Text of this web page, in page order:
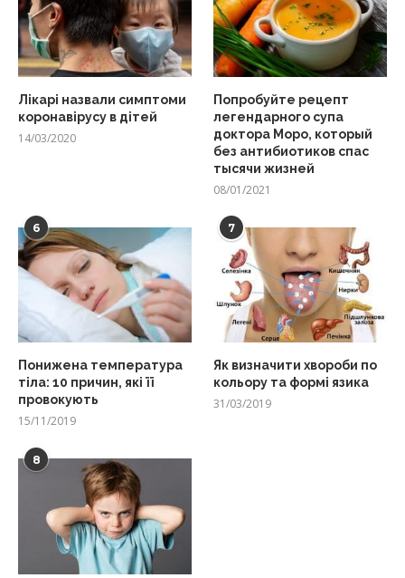
Лікарі назвали симптоми
коронавірусу в дітей
14/03/2020
Попробуйте рецепт
легендарного супа
доктора Моро, который
без антибиотиков спас
тысячи жизней
08/01/2021
6
Понижена температура
тіла: 10 причин, які її
провокують
15/11/2019
7
Як визначити хвороби по
кольору та формі язика
31/03/2019
8